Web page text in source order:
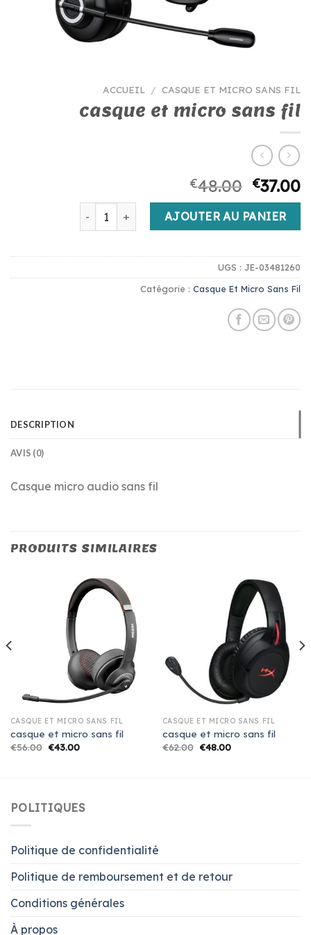
ACCUEIL / CASQUE ET MICRO SANS FIL
casque et micro sans fil
€48.00 €37.00
quantité de casque et micro sans fil
AJOUTER AU PANIER
UGS : JE-03481260
Catégorie : Casque Et Micro Sans Fil
DESCRIPTION
AVIS (0)
Casque micro audio sans fil
PRODUITS SIMILAIRES
CASQUE ET MICRO SANS FIL
casque et micro sans fil
€56.00 €43.00
CASQUE ET MICRO SANS FIL
casque et micro sans fil
€62.00 €48.00
POLITIQUES
Politique de confidentialité
Politique de remboursement et de retour
Conditions générales
À propos